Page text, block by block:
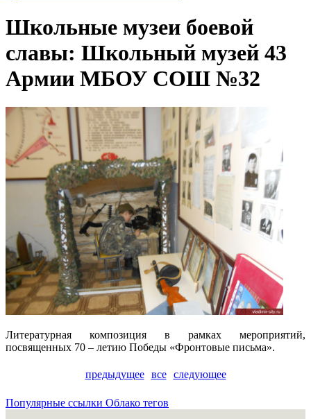
Школьные музеи боевой
славы: Школьный музей 43
Армии МБОУ СОШ №32
Литературная композиция в рамках мероприятий,
посвященных 70 – летию Победы «Фронтовые письма».
предыдущее все следующее
Популярные ссылки Облако тегов